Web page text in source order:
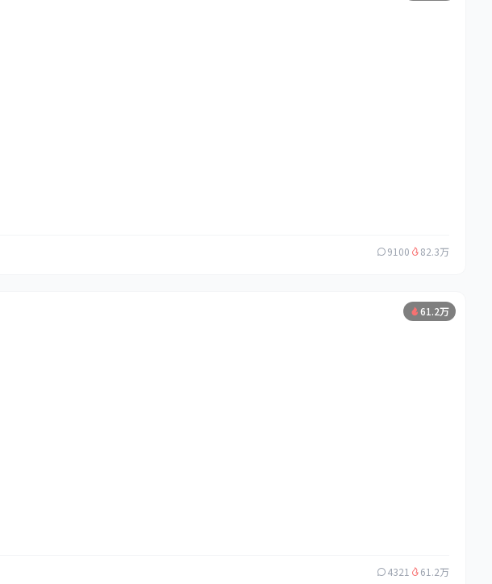
9100 82.3万
61.2万
4321 61.2万